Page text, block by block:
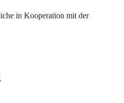
in Kooperation mit der